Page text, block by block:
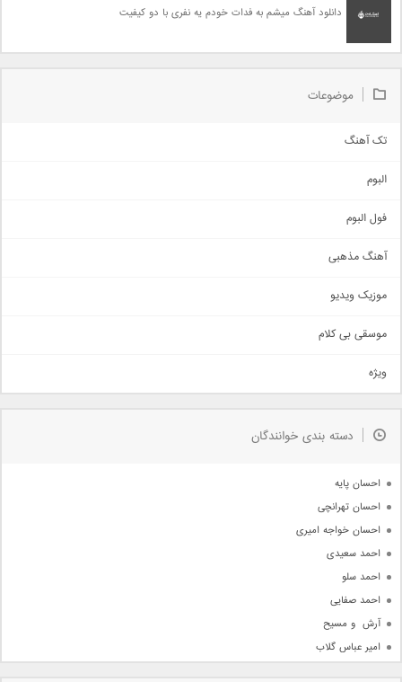
دانلود آهنگ میشم به فدات خودم یه نفری با دو کیفیت
موضوعات
تک آهنگ
اجتماعی
حماسی
سنتی
اهنگ بندرعباسی
دمو
مذهبی
جدیدترین ها
البوم
فول البوم
آهنگ مذهبی
موزیک ویدیو
موسقی بی کلام
ویژه
دسته بندی خوانندگان
احسان پایه
احسان تهرانچی
احسان خواجه امیری
احمد سعیدی
احمد سلو
احمد صفایی
آرش  و مسیح
امیر عباس گلاب